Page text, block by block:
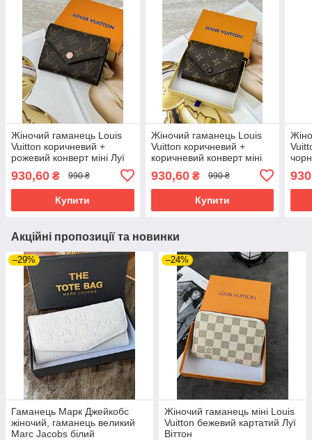
Жіночий гаманець Louis
Vuitton коричневий +
рожевий конверт міні Луї
930,60 ₴ 990 ₴
Купити
Жіночий гаманець Louis
Vuitton коричневий +
коричневий конверт міні
930,60₴ 990 ₴
Купити
Акційні пропозиції та новинки
–29%
Гаманець Марк Джейкобс
жіночий, гаманець великий
Marc Jacobs білий
–24%
Жіночий гаманець міні Louis
Vuitton бежевий картатий Луї
Віттон